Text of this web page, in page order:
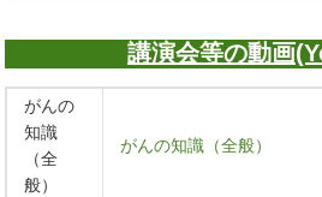
講演会等の動画
がんの
知識
（全
般）
がんの知識（全般）